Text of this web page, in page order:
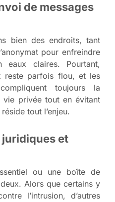
de messages
bien des endroits, tant
pour enfreindre
claires. Pourtant,
reste parfois flou, et les
toujours la
vie privée tout en évitant
tout l’enjeu.
et
ou une boîte de
Alors que certains y
l’intrusion, d’autres